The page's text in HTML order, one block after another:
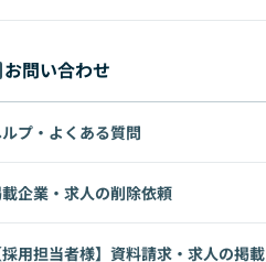
お問い合わせ
プ・よくある質問
企業・求人の削除依頼
用担当者様】資料請求・求人の掲載